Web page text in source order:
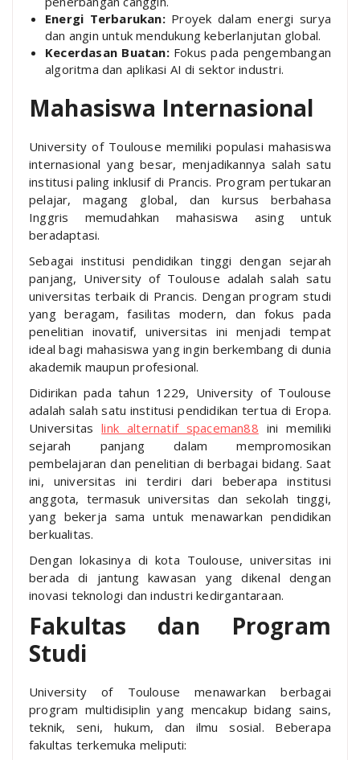
Energi Terbarukan:Proyek dalam energi surya
dan angin untuk mendukung keberlanjutan global.
Kecerdasan Buatan:Fokus pada pengembangan
algoritma dan aplikasi AI di sektor industri.
Mahasiswa Internasional
University of Toulouse memiliki populasi mahasiswa
internasional yang besar, menjadikannya salah satu
institusi paling inklusif di Prancis. Program pertukaran
pelajar, magang global, dan kursus berbahasa
Inggris memudahkan mahasiswa asing untuk
beradaptasi.
Sebagai institusi pendidikan tinggi dengan sejarah
panjang, University of Toulouse adalah salah satu
universitas terbaik di Prancis. Dengan program studi
yang beragam, fasilitas modern, dan fokus pada
penelitian inovatif, universitas ini menjadi tempat
ideal bagi mahasiswa yang ingin berkembang di dunia
akademik maupun profesional.
Didirikan pada tahun 1229, University of Toulouse
adalah salah satu institusi pendidikan tertua di Eropa.
Universitaslink alternatif spaceman88 ini memiliki
sejarah panjang dalam mempromosikan
pembelajaran dan penelitian di berbagai bidang. Saat
ini, universitas ini terdiri dari beberapa institusi
anggota, termasuk universitas dan sekolah tinggi,
yang bekerja sama untuk menawarkan pendidikan
berkualitas.
Dengan lokasinya di kota Toulouse, universitas ini
berada di jantung kawasan yang dikenal dengan
inovasi teknologi dan industri kedirgantaraan.
Fakultas dan Program
Studi
University of Toulouse menawarkan berbagai
program multidisiplin yang mencakup bidang sains,
teknik, seni, hukum, dan ilmu sosial. Beberapa
fakultas terkemuka meliputi: